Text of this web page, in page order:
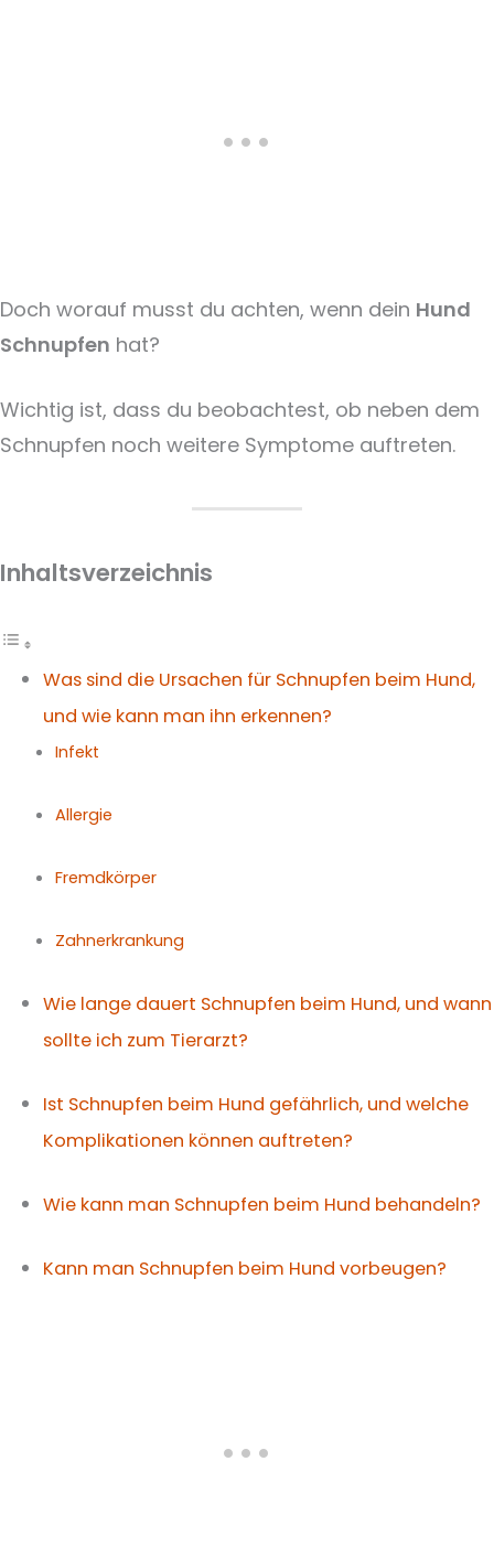
Doch worauf musst du achten, wenn dein Hund
Schnupfen hat?
Wichtig ist, dass du beobachtest, ob neben dem
Schnupfen noch weitere Symptome auftreten.
Inhaltsverzeichnis
Was sind die Ursachen für Schnupfen beim Hund,
und wie kann man ihn erkennen?
Infekt
Allergie
Fremdkörper
Zahnerkrankung
Wie lange dauert Schnupfen beim Hund, und wann
sollte ich zum Tierarzt?
Ist Schnupfen beim Hund gefährlich, und welche
Komplikationen können auftreten?
Wie kann man Schnupfen beim Hund behandeln?
Kann man Schnupfen beim Hund vorbeugen?